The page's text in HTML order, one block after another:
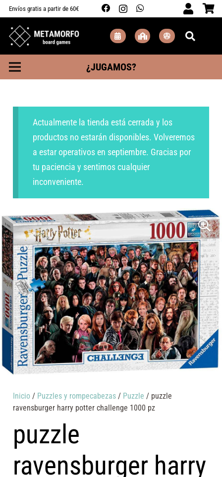
Envíos gratis a partir de 60€
¿JUGAMOS?
Actualmente la tienda está cerrada y los
productos no estarán disponibles. Volveremos
a estar operativos en septiembre. Gracias por
tu paciencia y sentimos cualquier
inconveniente.
Inicio / Puzzles y rompecabezas / Puzzle / puzzle
ravensburger harry potter challenge 1000 pz
puzzle
ravensburger harry